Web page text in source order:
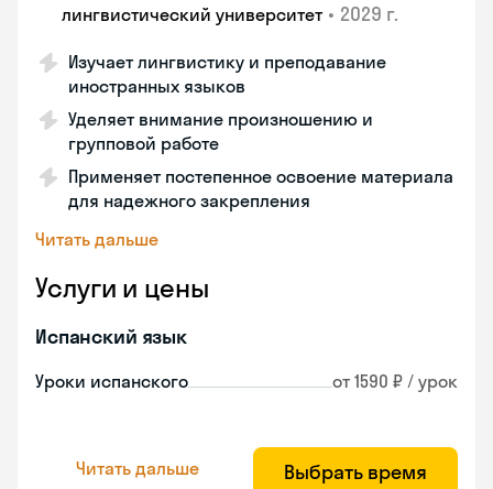
лингвистический университет • 2029 г.
Изучает лингвистику и преподавание
иностранных языков
Уделяет внимание произношению и
групповой работе
Применяет постепенное освоение материала
для надежного закрепления
Читать дальше
Услуги и цены
Испанский язык
Уроки испанского от 1590 ₽ / урок
Читать дальше Выбрать время